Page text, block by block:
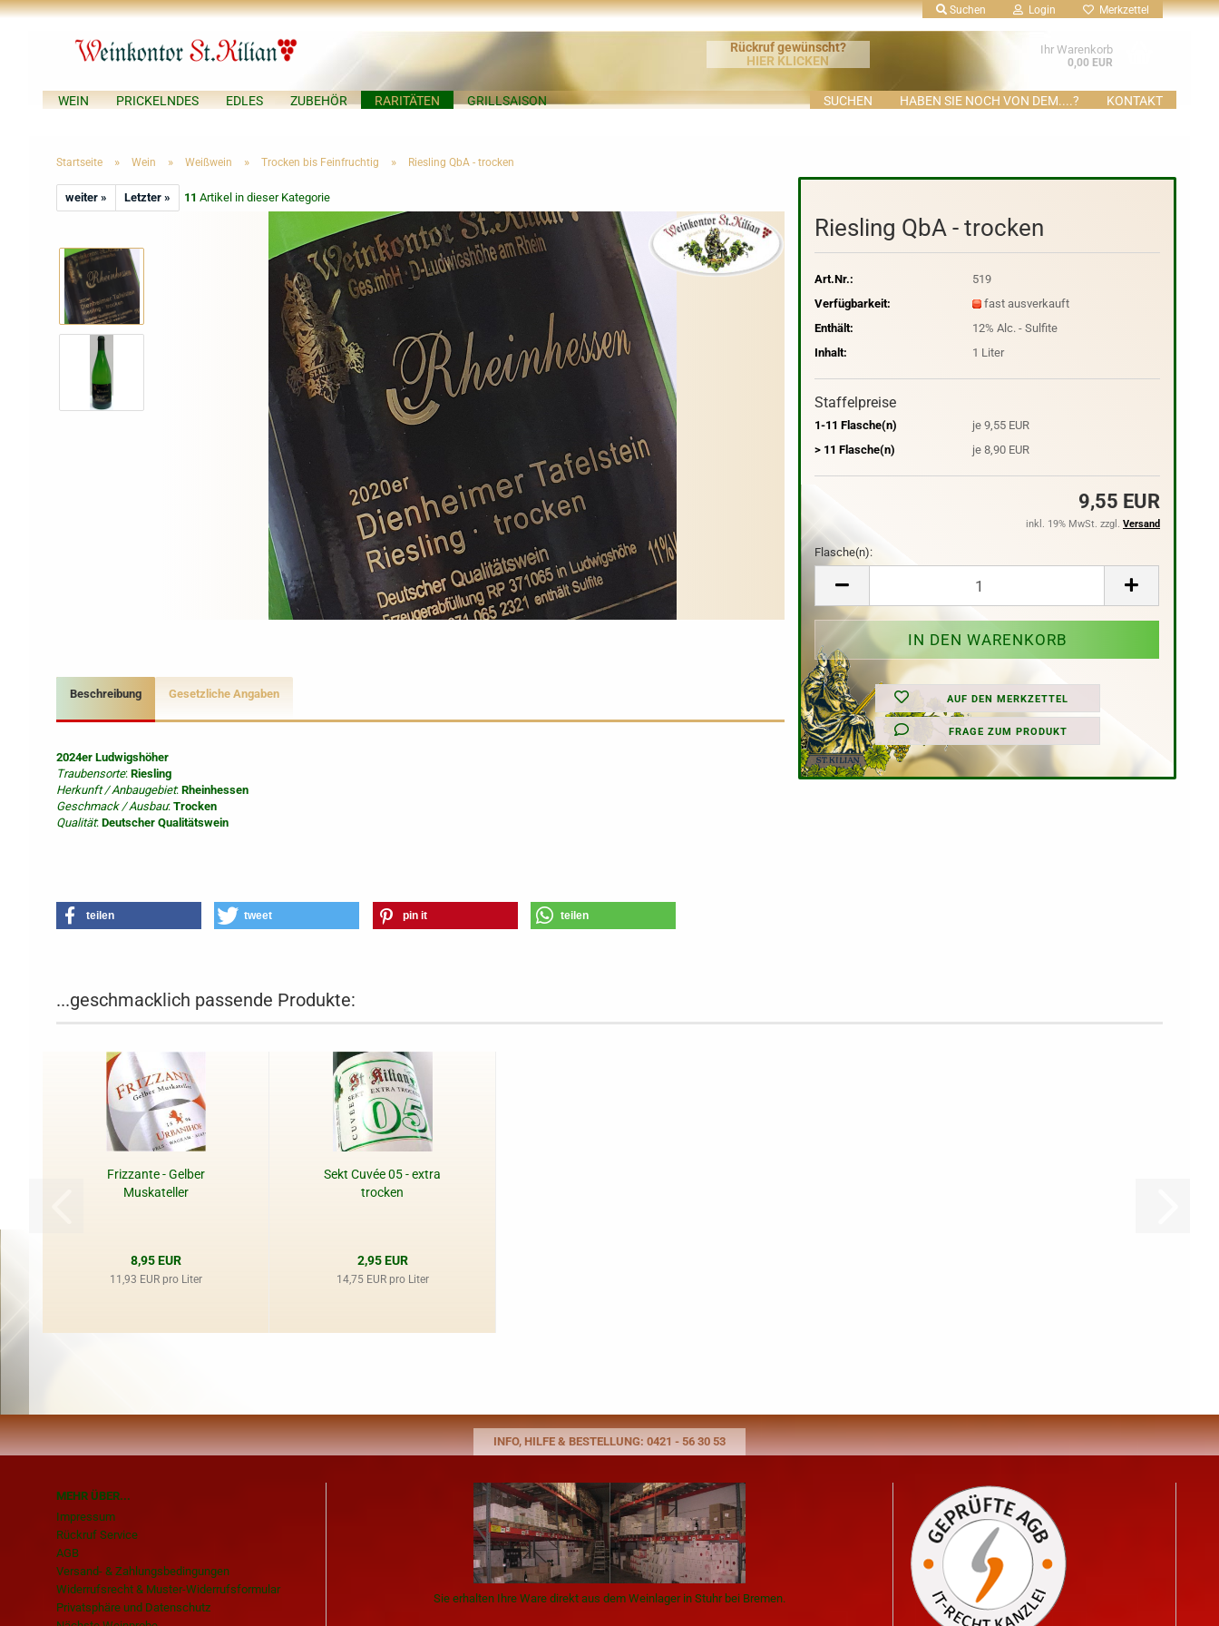
Suchen Login Merkzettel
Rückruf gewünscht?
HIER KLICKEN
Ihr Warenkorb
0,00 EUR
WEIN PRICKELNDES EDLES ZUBEHÖR RARITÄTEN GRILLSAISON SUCHEN HABEN SIE NOCH VON DEM....? KONTAKT
Startseite » Wein » Weißwein » Trocken bis Feinfruchtig » Riesling QbA - trocken
weiter » Letzter » 11 Artikel in dieser Kategorie
Riesling QbA - trocken
Art.Nr.:
519
Verfügbarkeit:
fast ausverkauft
Enthält:
12% Alc. - Sulfite
Inhalt:
1 Liter
Staffelpreise
1-11 Flasche(n)
je 9,55 EUR
> 11 Flasche(n)
je 8,90 EUR
9,55 EUR
inkl. 19% MwSt. zzgl. Versand
Flasche(n):
Flasche(n)
AUF DEN MERKZETTEL
FRAGE ZUM PRODUKT
Beschreibung Gesetzliche Angaben
2024er Ludwigshöher
Traubensorte: Riesling
Herkunft / Anbaugebiet: Rheinhessen
Geschmack / Ausbau: Trocken
Qualität: Deutscher Qualitätswein
teilen tweet pin it teilen
...geschmacklich passende Produkte:
Frizzante - Gelber
Muskateller
8,95 EUR
11,93 EUR pro Liter
Sekt Cuvée 05 - extra
trocken
2,95 EUR
14,75 EUR pro Liter
INFO, HILFE & BESTELLUNG: 0421 - 56 30 53
MEHR ÜBER...
Impressum
Rückruf Service
AGB
Versand- & Zahlungsbedingungen
Widerrufsrecht & Muster-Widerrufsformular
Privatsphäre und Datenschutz
Sie erhalten Ihre Ware direkt aus dem Weinlager in Stuhr bei Bremen.